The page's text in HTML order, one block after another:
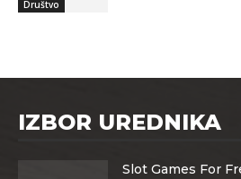
Društvo
IZBOR UREDNIKA
Slot Games For